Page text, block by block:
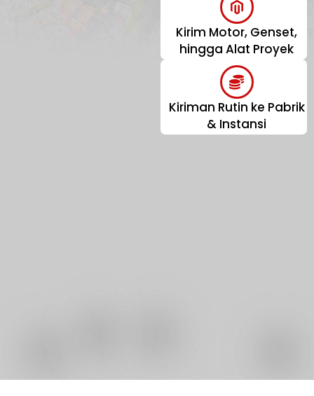
Kirim Motor, Genset,
hingga Alat Proyek
Kiriman Rutin ke Pabrik
& Instansi